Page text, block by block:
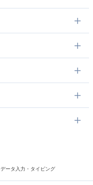
データ入力・タイピング